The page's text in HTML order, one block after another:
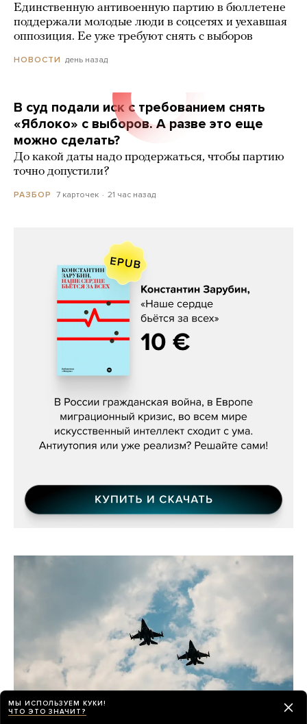
Единственную антивоенную партию в бюллетене
поддержали молодые люди в соцсетях и уехавшая
оппозиция. Ее уже требуют снять с выборов
НОВОСТИ день назад
В суд подали иск с требованием снять
«Яблоко» с выборов. А разве это еще
можно сделать?
До какой даты надо продержаться, чтобы партию
точно допустили?
РАЗБОР 7 карточек 21 час назад
Константин Зарубин, «Наше сердце
МЫ ИСПОЛЬЗУЕМ КУКИ!
ЧТО ЭТО ЗНАЧИТ?